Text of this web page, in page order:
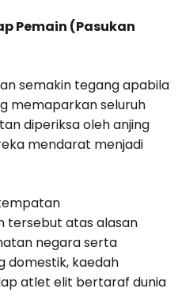
Pemain (Pasukan
semakin tegang apabila
memaparkan seluruh
diperiksa oleh anjing
mendarat menjadi
tersebut atas alasan
negara serta
domestik, kaedah
atlet elit bertaraf dunia